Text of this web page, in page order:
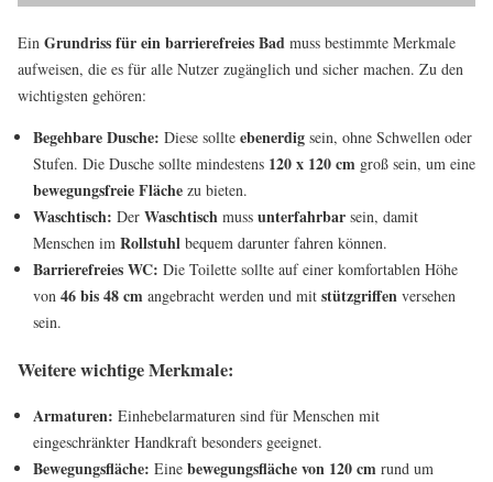
Ein Grundriss für einbarrierefreies Bad muss bestimmte Merkmale
aufweisen, die es für alle Nutzer zugänglich und sicher machen. Zu den
wichtigsten gehören:
Begehbare Dusche: Diese sollte ebenerdig sein, ohne Schwellen oder
Stufen. Die Dusche sollte mindestens 120 x 120 cm groß sein, um eine
bewegungsfreie Fläche zu bieten.
Waschtisch: Der Waschtisch muss unterfahrbar sein, damit
Menschen im Rollstuhl bequem darunter fahren können.
Barrierefreies WC: Die Toilette sollte auf einer komfortablen Höhe
von 46 bis 48 cm angebracht werden und mit stützgriffen versehen
sein.
Weitere wichtige Merkmale:
Armaturen: Einhebelarmaturen sind für Menschen mit
eingeschränkter Handkraft besonders geeignet.
Bewegungsfläche: Eine bewegungsfläche von 120 cm rund um